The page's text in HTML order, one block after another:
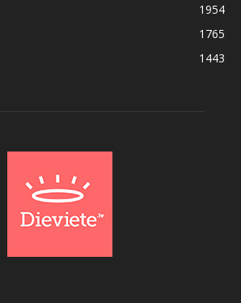
1954
1765
1443